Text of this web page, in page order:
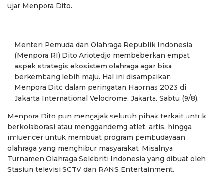
ujar Menpora Dito.
Menteri Pemuda dan Olahraga Republik Indonesia
(Menpora RI) Dito Ariotedjo membeberkan empat
aspek strategis ekosistem olahraga agar bisa
berkembang lebih maju. Hal ini disampaikan
Menpora Dito dalam peringatan Haornas 2023 di
Jakarta International Velodrome, Jakarta, Sabtu (9/8).
Menpora Dito pun mengajak seluruh pihak terkait untuk
berkolaborasi atau menggandemg atlet, artis, hingga
influencer untuk membuat program pembudayaan
olahraga yang menghibur masyarakat. Misalnya
Turnamen Olahraga Selebriti Indonesia yang dibuat oleh
Stasiun televisi SCTV dan RANS Entertainment.